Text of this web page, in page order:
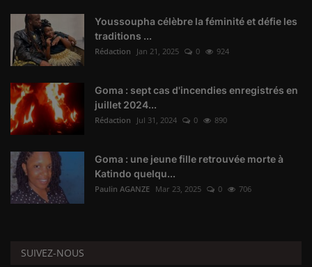
Youssoupha célèbre la féminité et défie les
traditions ...
Rédaction Jan 21, 2025 0 924
Goma : sept cas d'incendies enregistrés en
juillet 2024...
Rédaction Jul 31, 2024 0 890
Goma : une jeune fille retrouvée morte à
Katindo quelqu...
Paulin AGANZE Mar 23, 2025 0 706
SUIVEZ-NOUS